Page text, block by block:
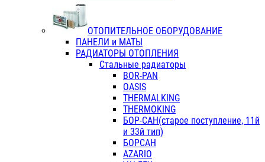
ОТОПИТЕЛЬНОЕ ОБОРУДОВАНИЕ
ПАНЕЛИ и МАТЫ
РАДИАТОРЫ ОТОПЛЕНИЯ
Стальные радиаторы
BOR-PAN
OASIS
THERMALKING
THERMOKING
БОР-САН(старое поступление, 11й
и 33й тип)
БОРСАН
AZARIO